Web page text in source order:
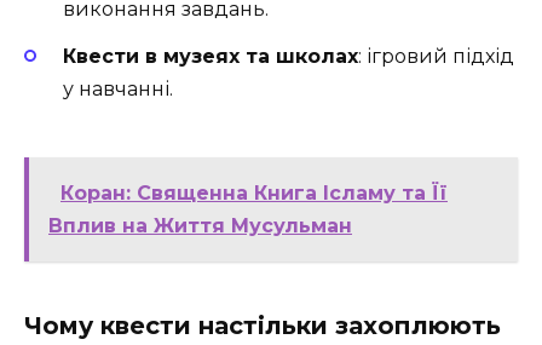
виконання завдань.
Квести в музеях та школах: ігровий підхід
у навчанні.
Коран: Священна Книга Ісламу та Її
Вплив на Життя Мусульман
Чому квести настільки захоплюють